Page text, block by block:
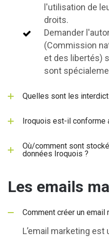
l'utilisation de
droits.
Demander
(Commission
et des libertés)
sont
Quelles sont les
Iroquois est-il conforme
Où/comment sont
données Iroquois ?
Les emails
Comment créer un email
L’email marketing est